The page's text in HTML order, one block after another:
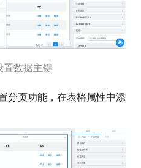
置数据主键
分页功能，在表格属性中添